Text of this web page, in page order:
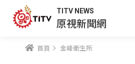
TITV NEWS
原視新聞網
首頁 金峰衛生所